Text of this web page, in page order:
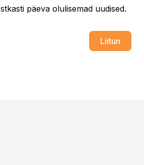
päeva olulisemad uudised.
Liitun